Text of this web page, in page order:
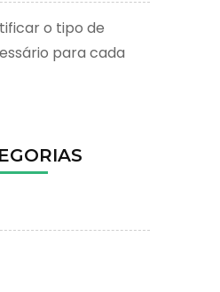
o tipo de
para cada